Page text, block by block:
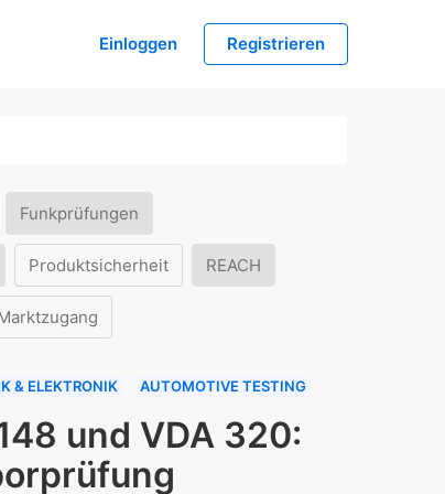
Einloggen Registrieren
Funkprüfungen
Produktsicherheit REACH
& ELEKTRONIK AUTOMOTIVE TESTING
und VDA 320: